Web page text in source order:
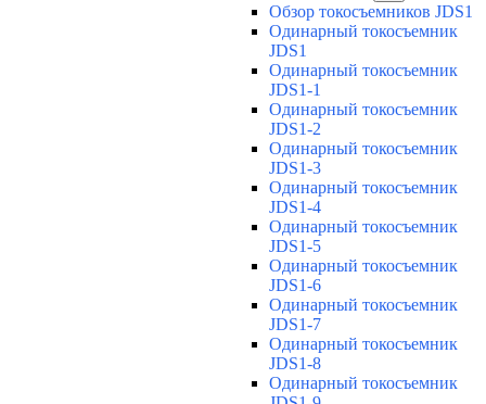
Обзор токосъемников JDS1
Одинарный токосъемник
JDS1
Одинарный токосъемник
JDS1-1
Одинарный токосъемник
JDS1-2
Одинарный токосъемник
JDS1-3
Одинарный токосъемник
JDS1-4
Одинарный токосъемник
JDS1-5
Одинарный токосъемник
JDS1-6
Одинарный токосъемник
JDS1-7
Одинарный токосъемник
JDS1-8
Одинарный токосъемник